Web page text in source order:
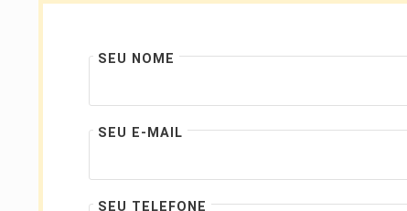
SEU NOME
SEU E-MAIL
SEU TELEFONE